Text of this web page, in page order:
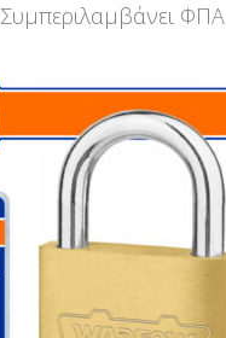
Συμπεριλαμβάνει ΦΠΑ